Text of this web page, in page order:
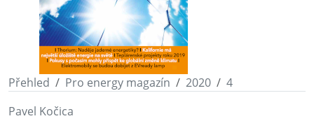
Přehled Pro energy magazín 2020
4
Pavel Kočica